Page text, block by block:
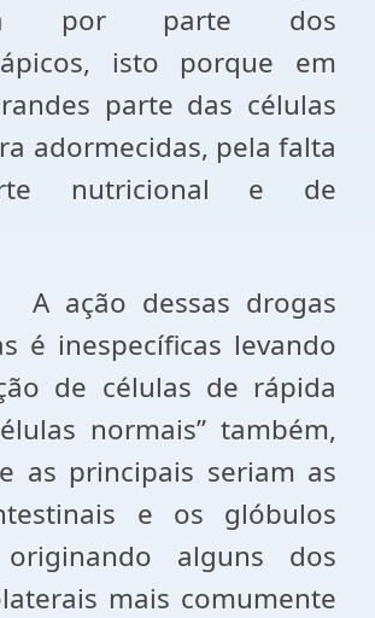
por parte dos
isto porque em
parte das células
adormecidas, pela falta
nutricional e de
dessas drogas
é inespecíficas levando
de células de rápida
normais” também,
as principais seriam as
e os glóbulos
originando alguns dos
mais comumente